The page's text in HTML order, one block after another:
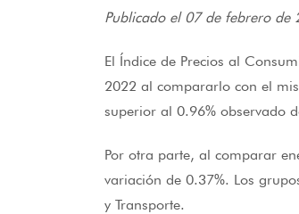
Publicado el 07 de febrero de
El Índice de Precios al
2022 al compararlo con el
superior al 0.96% observado
Por otra parte, al comparar
variación de 0.37%. Los
y Transporte.